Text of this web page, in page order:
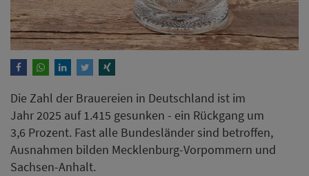
Die Zahl der Brauereien in Deutschland ist im
Jahr 2025 auf 1.415 gesunken - ein Rückgang um
3,6 Prozent. Fast alle Bundesländer sind betroffen,
Ausnahmen bilden Mecklenburg-Vorpommern und
Sachsen-Anhalt.